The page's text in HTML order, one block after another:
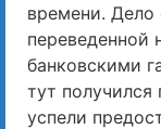
времени.
переведенной
банковскими
тут
успели